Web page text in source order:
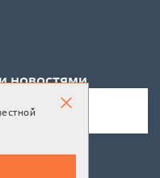
новостями